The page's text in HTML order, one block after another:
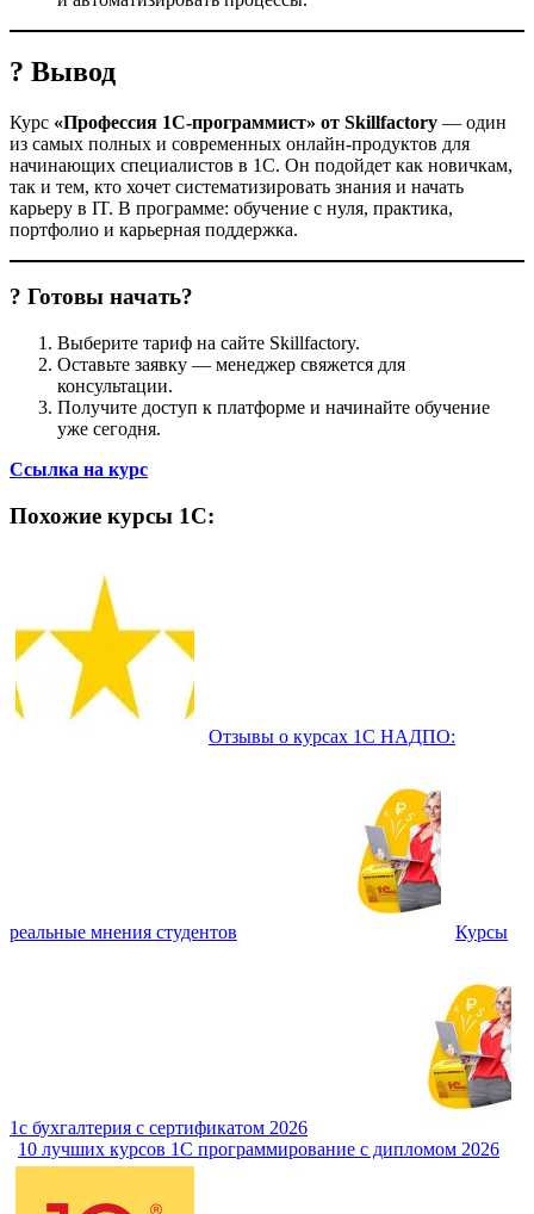
? Вывод
Курс «Профессия 1С‑программист» от Skillfactory — один
из самых полных и современных онлайн-продуктов для
начинающих специалистов в 1С. Он подойдет как новичкам,
так и тем, кто хочет систематизировать знания и начать
карьеру в IT. В программе: обучение с нуля, практика,
портфолио и карьерная поддержка.
? Готовы начать?
Выберите тариф на сайте Skillfactory.
Оставьте заявку — менеджер свяжется для
консультации.
Получите доступ к платформе и начинайте обучение
уже сегодня.
Ссылка на курс
Похожие курсы 1С:
Отзывы о курсах 1С НАДПО:
реальные мнения студентов Курсы
1с бухгалтерия с сертификатом 2026
10 лучших курсов 1С программирование с дипломом 2026